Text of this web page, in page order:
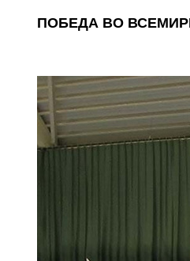
ПОБЕДА ВО